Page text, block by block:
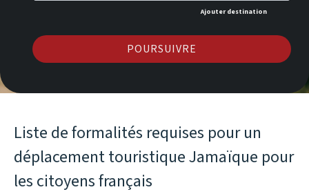
Ajouter destination
POURSUIVRE
Liste de formalités requises pour un
déplacement touristique Jamaïque pour
les citoyens français